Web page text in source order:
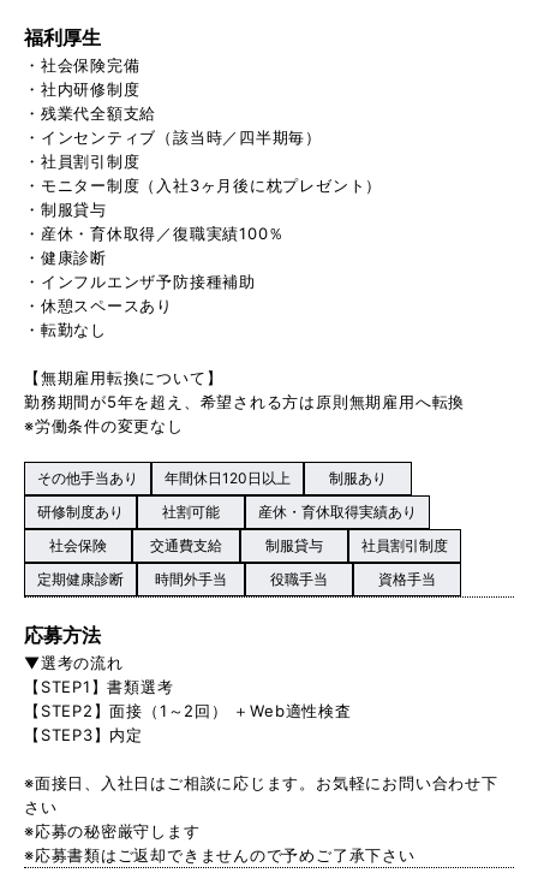
福利厚生
・社会保険完備
・社内研修制度
・残業代全額支給
・インセンティブ（該当時／四半期毎）
・社員割引制度
・モニター制度（入社3ヶ月後に枕プレゼント）
・制服貸与
・産休・育休取得／復職実績100％
・健康診断
・インフルエンザ予防接種補助
・休憩スペースあり
・転勤なし
【無期雇用転換について】
勤務期間が5年を超え、希望される方は原則無期雇用へ転換
※労働条件の変更なし
その他手当あり 年間休日120日以上
制服あり
研修制度あり
社割可能
産休・育休取得実績あり
社会保険
交通費支給 制服貸与
社員割引制度
定期健康診断
時間外手当 役職手当 資格手当
応募方法
▼選考の流れ
【STEP1】書類選考
【STEP2】面接（1～2回） ＋Web適性検査
【STEP3】内定
※面接日、入社日はご相談に応じます。お気軽にお問い合わせ下
さい
※応募の秘密厳守します
※応募書類はご返却できませんので予めご了承下さい